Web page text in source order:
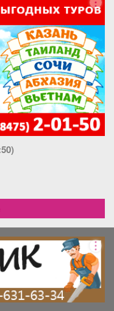
потолки натяжные в
Продажа с мебелью и
бытовой техникой,
всё, что на фото,
до штор! Квартира
тёплая, ухоженная,
хорошие. Рядом
магазинов, ТЦ
фитнес-
кафе и т. д. Школа и
сад в 2 мин. ходьбы
Парковка
собственник,
на просмотр!